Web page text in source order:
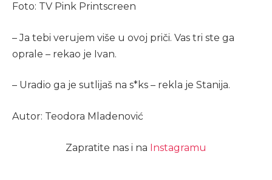
Foto: TV Pink Printscreen
– Ja tebi verujem više u ovoj priči. Vas tri ste ga
oprale – rekao je Ivan.
– Uradio ga je sutlijaš na s*ks – rekla je Stanija.
Autor: Teodora Mladenović
Zapratite nas i na Instagramu